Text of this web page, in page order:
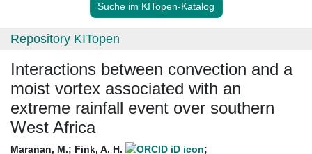
Suche im KITopen-Katalog
Repository KITopen
Interactions between convection and a
moist vortex associated with an
extreme rainfall event over southern
West Africa
Maranan, M.; Fink, A. H.
;